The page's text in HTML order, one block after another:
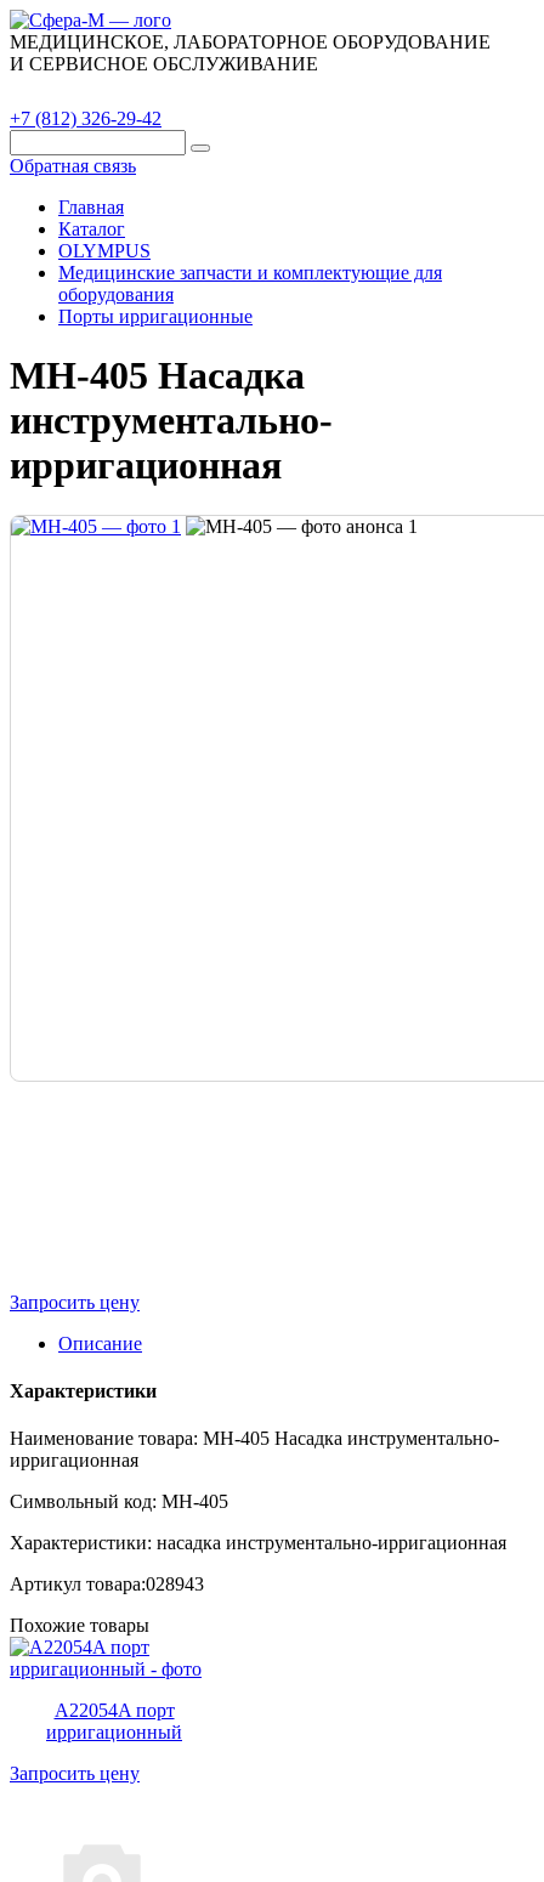
МЕДИЦИНСКОЕ, ЛАБОРАТОРНОЕ ОБОРУДОВАНИЕ
И СЕРВИСНОЕ ОБСЛУЖИВАНИЕ
+7 (812) 326-29-42
Обратная связь
Главная
Каталог
OLYMPUS
Медицинские запчасти и комплектующие для
оборудования
Порты ирригационные
MH-405 Насадка
инструментально-
ирригационная
Запросить цену
Описание
Характеристики
Наименование товара: MH-405 Насадка инструментально-
ирригационная
Символьный код: MH-405
Характеристики: насадка инструментально-ирригационная
Артикул товара:028943
Похожие товары
A22054A порт
ирригационный
Запросить цену